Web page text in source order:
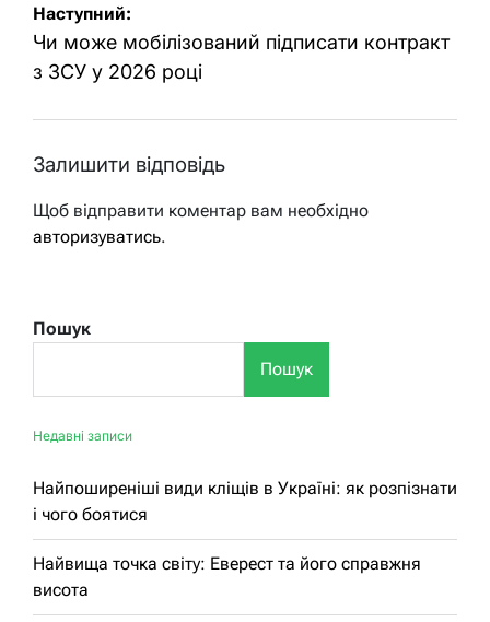
Наступний:
Чи може мобілізований підписати контракт
з ЗСУ у 2026 році
Залишити відповідь
Щоб відправити коментар вам необхідно
авторизуватись.
Пошук
Пошук
Недавні записи
Найпоширеніші види кліщів в Україні: як розпізнати
і чого боятися
Найвища точка світу: Еверест та його справжня
висота